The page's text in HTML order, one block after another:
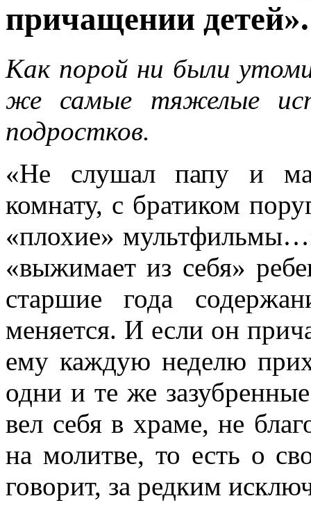
причащении детей».
Как порой ни были
же самые тяжелые
подростков.
«Не слушал папу и
комнату, с братиком
«плохие»
«выжимает из себя»
старшие года
меняется. И если он
ему каждую неделю
одни и те же
вел себя в храме, не
на молитве, то есть о
говорит, за редким